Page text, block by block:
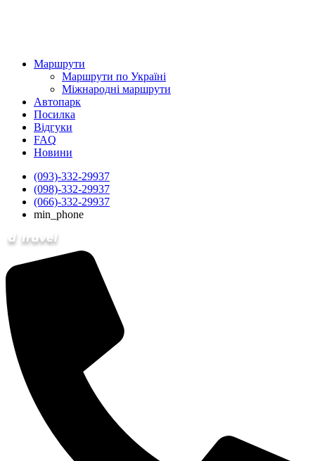
Маршрути
Маршрути по Україні
Міжнародні маршрути
Автопарк
Посилка
Відгуки
FAQ
Новини
(093)-332-29937
(098)-332-29937
(066)-332-29937
min_phone